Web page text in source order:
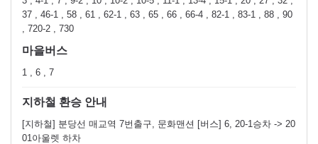
37 , 46-1 , 58 , 61 , 62-1 , 63 , 65 , 66 , 66-4 , 82-1 , 83-1 , 88 , 90
, 720-2 , 730
마을버스
1 , 6 , 7
지하철 환승 안내
[지하철] 분당선 매교역 7번출구, 문화맨션 [버스] 6, 20-1승차 -> 20
01아울렛 하차